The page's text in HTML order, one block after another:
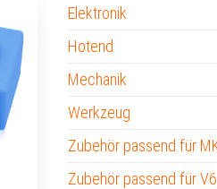
Elektronik
Hotend
Mechanik
Werkzeug
Zubehör passend für
Zubehör passend für